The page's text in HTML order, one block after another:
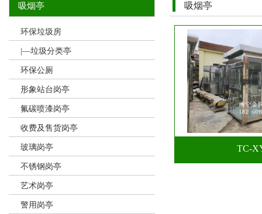
吸烟亭
环保垃圾房
|—垃圾分类亭
环保公厕
形象站台岗亭
氟碳喷漆岗亭
收费及售货岗亭
玻璃岗亭
不锈钢岗亭
艺术岗亭
警用岗亭
吸烟亭
TC-